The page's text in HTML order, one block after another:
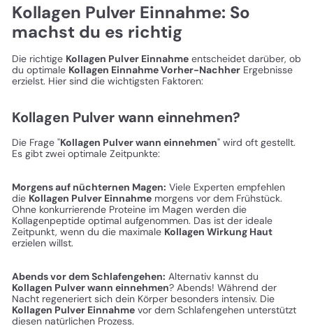
Kollagen Pulver Einnahme: So
machst du es richtig
Die richtige Kollagen Pulver Einnahme entscheidet darüber, ob
du optimale Kollagen Einnahme Vorher-Nachher Ergebnisse
erzielst. Hier sind die wichtigsten Faktoren:
Kollagen Pulver wann einnehmen?
Die Frage "Kollagen Pulver wann einnehmen" wird oft gestellt.
Es gibt zwei optimale Zeitpunkte:
Morgens auf nüchternen Magen: Viele Experten empfehlen
die Kollagen Pulver Einnahme morgens vor dem Frühstück.
Ohne konkurrierende Proteine im Magen werden die
Kollagenpeptide optimal aufgenommen. Das ist der ideale
Zeitpunkt, wenn du die maximale Kollagen Wirkung Haut
erzielen willst.
Abends vor dem Schlafengehen: Alternativ kannst du
Kollagen Pulver wann einnehmen? Abends! Während der
Nacht regeneriert sich dein Körper besonders intensiv. Die
Kollagen Pulver Einnahme vor dem Schlafengehen unterstützt
diesen natürlichen Prozess.